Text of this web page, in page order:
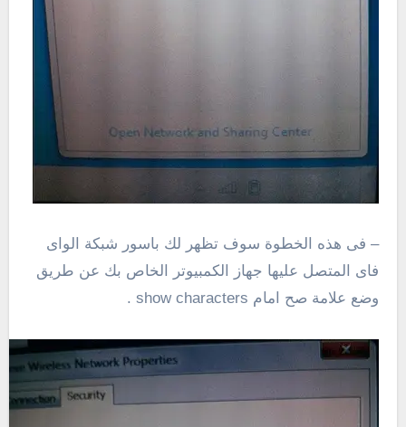
– فى هذه الخطوة سوف تظهر لك باسور شبكة الواى
فاى المتصل عليها جهاز الكمبيوتر الخاص بك عن طريق
وضع علامة صح امام show characters .